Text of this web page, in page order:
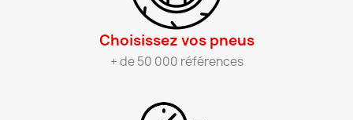
Choisissez vos pneus​
+ de 50 000 références